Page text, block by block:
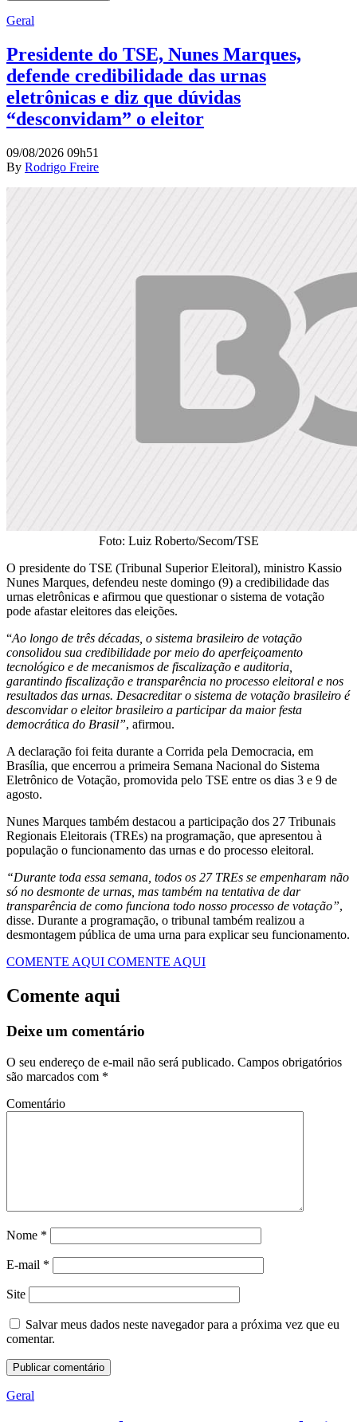
Geral
Presidente do TSE, Nunes Marques,
defende credibilidade das urnas
eletrônicas e diz que dúvidas
“desconvidam” o eleitor
09/08/2026 09h51
By Rodrigo Freire
Foto: Luiz Roberto/Secom/TSE
O presidente do TSE (Tribunal Superior Eleitoral), ministro Kassio
Nunes Marques, defendeu neste domingo (9) a credibilidade das
urnas eletrônicas e afirmou que questionar o sistema de votação
pode afastar eleitores das eleições.
“Ao longo de três décadas, o sistema brasileiro de votação
consolidou sua credibilidade por meio do aperfeiçoamento
tecnológico e de mecanismos de fiscalização e auditoria,
garantindo fiscalização e transparência no processo eleitoral e nos
resultados das urnas. Desacreditar o sistema de votação brasileiro é
desconvidar o eleitor brasileiro a participar da maior festa
democrática do Brasil”, afirmou.
A declaração foi feita durante a Corrida pela Democracia, em
Brasília, que encerrou a primeira Semana Nacional do Sistema
Eletrônico de Votação, promovida pelo TSE entre os dias 3 e 9 de
agosto.
Nunes Marques também destacou a participação dos 27 Tribunais
Regionais Eleitorais (TREs) na programação, que apresentou à
população o funcionamento das urnas e do processo eleitoral.
“Durante toda essa semana, todos os 27 TREs se empenharam não
só no desmonte de urnas, mas também na tentativa de dar
transparência de como funciona todo nosso processo de votação”,
disse. Durante a programação, o tribunal também realizou a
desmontagem pública de uma urna para explicar seu funcionamento.
COMENTE AQUI COMENTE AQUI
Comente aqui
Deixe um comentário
O seu endereço de e-mail não será publicado. Campos obrigatórios
são marcados com *
Comentário
Nome *
E-mail *
Site
Salvar meus dados neste navegador para a próxima vez que eu
comentar.
Geral